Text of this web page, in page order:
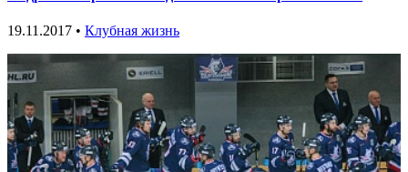
19.11.2017 • Клубная жизнь